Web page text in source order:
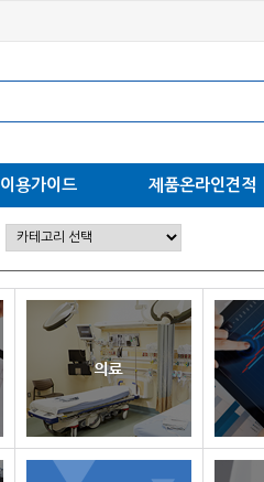
이용가이드 제품온라인견적